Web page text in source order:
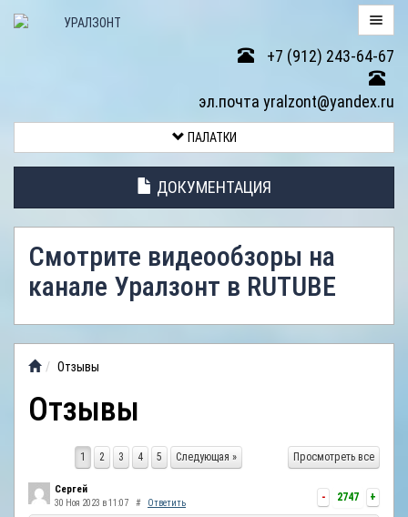
+7 (912) 243-64-67
эл.почта yralzont@yandex.ru
ТОВАРА
ПАЛАТОК
АНТИДОЖДЕВЫЕ
ТЕНТЫ
ВИДЕООБЗОР
ОТЗЫВЫ
ПАЛАТКИ
ДОКУМЕНТАЦИЯ
Смотрите видеообзоры на
канале Уралзонт в RUTUBE
Отзывы
Отзывы
Просмотреть все
1 2 3 4 5 Следующая »
- 2747 +
Сергей
30 Ноя 2023 в 11:07 # Ответить